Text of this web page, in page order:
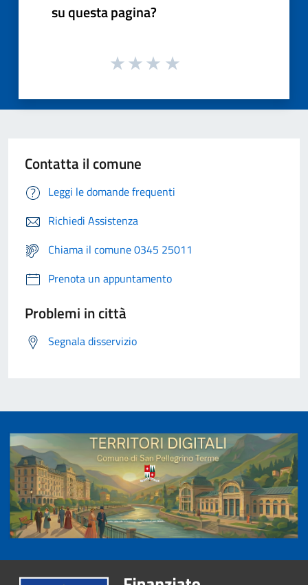
su questa pagina?
Contatta il comune
Leggi le domande frequenti
Richiedi Assistenza
Chiama il comune 0345 25011
Prenota un appuntamento
Problemi in città
Segnala disservizio